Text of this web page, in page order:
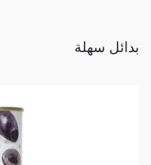
بدائل سهلة